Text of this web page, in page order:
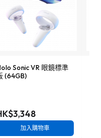
Sonic VR 眼鏡標準
(64GB)
加入購物車